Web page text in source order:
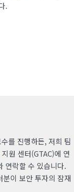
.
를 진행하든, 저희 팀
원 센터(GTAC)에 연
연락할 수 있습니다.
이 보안 투자의 잠재